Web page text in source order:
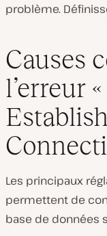
problème.
Causes
l’erreur
Les principaux
permettent de
base de données